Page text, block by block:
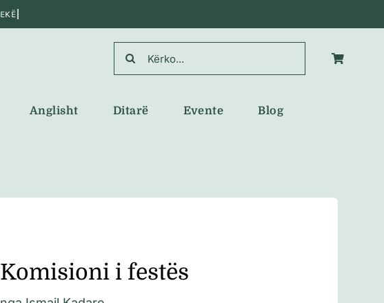
Search
for:
Anglisht Ditarë Evente Blog
Komisioni i festës